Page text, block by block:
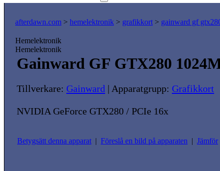
afterdawn.com > hemelektronik > grafikkort > gainward gf
Hemelektronik
Hemelektronik
Gainward GF GTX280
Tillverkare: Gainward | Apparatgrupp: Grafikkort
NVIDIA GeForce GTX280 / PCIe 16x
Betygsätt denna apparat | Föreslå en bild på apparaten | Jämför